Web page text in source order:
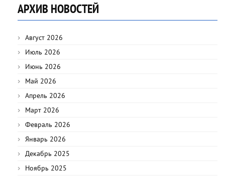
АРХИВ НОВОСТЕЙ
Август 2026
Июль 2026
Июнь 2026
Май 2026
Апрель 2026
Март 2026
Февраль 2026
Январь 2026
Декабрь 2025
Ноябрь 2025